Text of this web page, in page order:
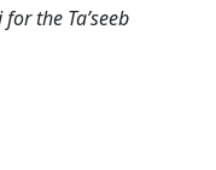
the Ta’seeb